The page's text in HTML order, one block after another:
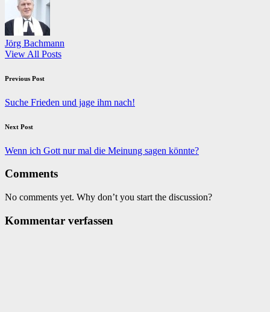
Jörg Bachmann
View All Posts
Post
navigation
Previous Post
Suche Frieden und jage ihm nach!
Next Post
Wenn ich Gott nur mal die Meinung sagen könnte?
Comments
No comments yet. Why don’t you start the discussion?
Kommentar verfassen